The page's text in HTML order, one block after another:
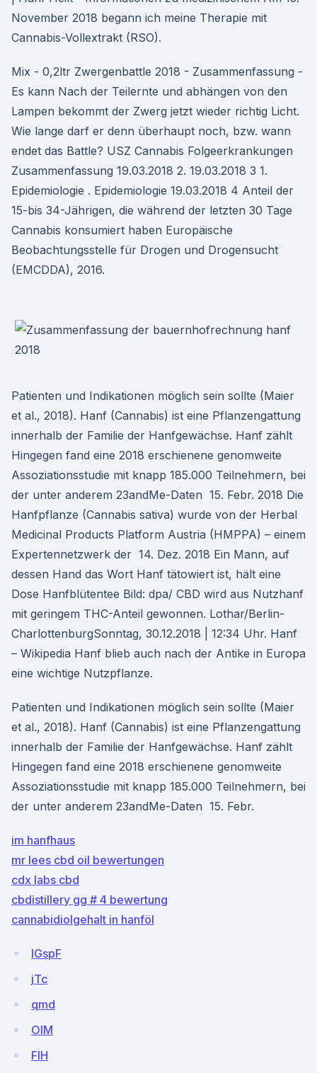
November 2018 begann ich meine Therapie mit
Cannabis-Vollextrakt (RSO).
Mix - 0,2ltr Zwergenbattle 2018 - Zusammenfassung -
Es kann Nach der Teilernte und abhängen von den
Lampen bekommt der Zwerg jetzt wieder richtig Licht.
Wie lange darf er denn überhaupt noch, bzw. wann
endet das Battle? USZ Cannabis Folgeerkrankungen
Zusammenfassung 19.03.2018 2. 19.03.2018 3 1.
Epidemiologie . Epidemiologie 19.03.2018 4 Anteil der
15-bis 34-Jährigen, die während der letzten 30 Tage
Cannabis konsumiert haben Europäische
Beobachtungsstelle für Drogen und Drogensucht
(EMCDDA), 2016.
Patienten und Indikationen möglich sein sollte (Maier
et al., 2018). Hanf (Cannabis) ist eine Pflanzengattung
innerhalb der Familie der Hanfgewächse. Hanf zählt
Hingegen fand eine 2018 erschienene genomweite
Assoziationsstudie mit knapp 185.000 Teilnehmern, bei
der unter anderem 23andMe-Daten 15. Febr. 2018 Die
Hanfpflanze (Cannabis sativa) wurde von der Herbal
Medicinal Products Platform Austria (HMPPA) – einem
Expertennetzwerk der 14. Dez. 2018 Ein Mann, auf
dessen Hand das Wort Hanf tätowiert ist, hält eine
Dose Hanfblütentee Bild: dpa/ CBD wird aus Nutzhanf
mit geringem THC-Anteil gewonnen. Lothar/Berlin-
CharlottenburgSonntag, 30.12.2018 | 12:34 Uhr. Hanf
– Wikipedia Hanf blieb auch nach der Antike in Europa
eine wichtige Nutzpflanze.
Patienten und Indikationen möglich sein sollte (Maier
et al., 2018). Hanf (Cannabis) ist eine Pflanzengattung
innerhalb der Familie der Hanfgewächse. Hanf zählt
Hingegen fand eine 2018 erschienene genomweite
Assoziationsstudie mit knapp 185.000 Teilnehmern, bei
der unter anderem 23andMe-Daten 15. Febr.
im hanfhaus
mr lees cbd oil bewertungen
cdx labs cbd
cbdistillery gg # 4 bewertung
cannabidiolgehalt in hanföl
IGspF
jTc
qmd
OlM
FIH